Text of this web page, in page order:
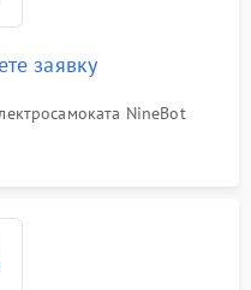
заявку
NineBot